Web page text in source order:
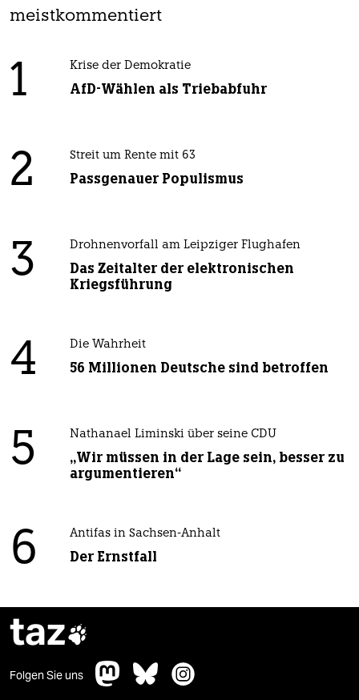
meistkommentiert
1 Krise der Demokratie
AfD-Wählen als Triebabfuhr
2 Streit um Rente mit 63
Passgenauer Populismus
3 Drohnenvorfall am Leipziger Flughafen
Das Zeitalter der elektronischen
Kriegsführung
4 Die Wahrheit
56 Millionen Deutsche sind betroffen
5 Nathanael Liminski über seine CDU
„Wir müssen in der Lage sein, besser zu
argumentieren“
6 Antifas in Sachsen-Anhalt
Der Ernstfall
taz
Folgen Sie uns